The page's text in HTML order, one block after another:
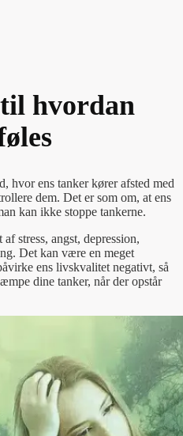
hvordan
hvor ens tanker kører afsted med
dem. Det er som om, at ens
kan ikke stoppe tankerne.
stress, angst, depression,
Det kan være en meget
ens livskvalitet negativt, så
dine tanker, når der opstår